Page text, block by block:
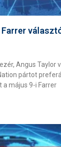
Angus Taylor
pártot
a május 9-i Farrer